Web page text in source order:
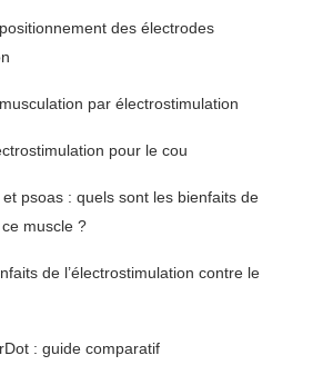
des électrodes
par électrostimulation
pour le cou
psoas : quels sont les bienfaits de
muscle ?
de l’électrostimulation contre le
: guide comparatif